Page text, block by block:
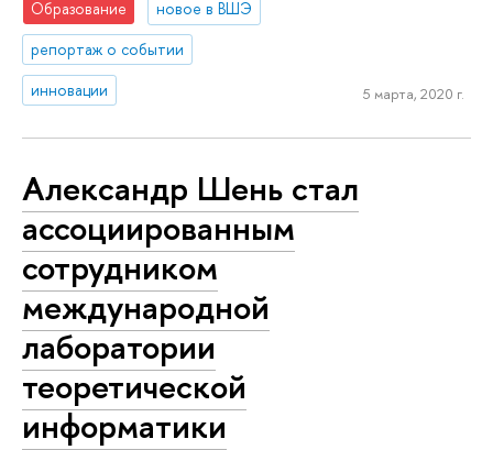
Образование
новое в ВШЭ
репортаж о событии
инновации
5 марта, 2020 г.
Александр Шень стал
ассоциированным
сотрудником
международной
лаборатории
теоретической
информатики